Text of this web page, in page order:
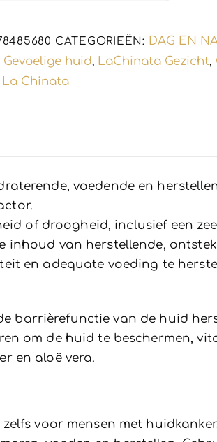
droog
huid
-
CATEGORIEËN: DAG EN
Gevoelige huid, LaChinata Gezicht,
La Chinata
voedende en
of droogheid, inclusief een
van herstellende,
en adequate voeding te
barrièrefunctie van de huid
om de huid te beschermen,
en aloë vera.
voor mensen met